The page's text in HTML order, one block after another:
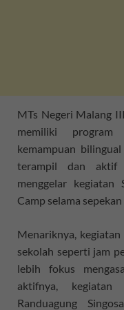
MTs Negeri Malang
memiliki program
kemampuan
terampil dan aktif
menggelar kegiatan
Camp selama sepekan
Menariknya,
sekolah seperti jam
lebih fokus
aktifnya,
Randuagung